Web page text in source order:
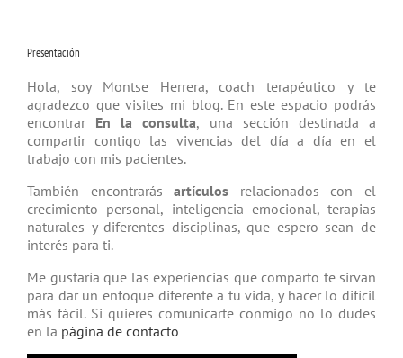
Presentación
Hola, soy Montse Herrera, coach tera­péutico y te
agradezco que visites mi blog. En este espacio podrás
encontrar En la consulta, una sección destinada a
compartir contigo las vivencias del día a día en el
trabajo con mis pacientes.
También encontrarásartículos relacio­nados con el
crecimiento personal, inteligencia emocional, terapias
natu­rales y diferentes disciplinas, que espero sean de
interés para ti.
Me gustaría que las experiencias que comparto te sirvan
para dar un enfoque diferente a tu vida, y hacer lo difícil
más fácil. Si quieres comunicarte conmigo no lo dudes
en la página de contacto